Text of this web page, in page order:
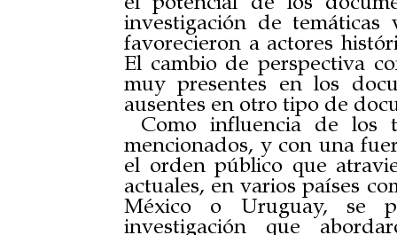
investigación de temáticas
favorecieron a actores
El cambio de perspectiva
muy presentes en los
ausentes en otro tipo de
Como influencia de los
mencionados, y con una
el orden público que
actuales, en varios países
México o Uruguay, se
investigación que